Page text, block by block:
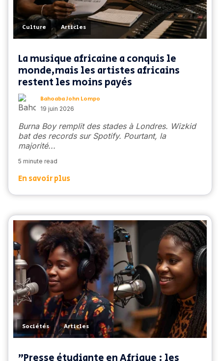
Culture , Articles
La musique africaine a conquis le
monde,mais les artistes africains
restent les moins payés
Bahoaba John Lompo
19 juin 2026
Burna Boy remplit des stades à Londres. Wizkid
bat des records sur Spotify. Pourtant, la
majorité...
5 minute read
En savoir plus
Sociétés , Articles